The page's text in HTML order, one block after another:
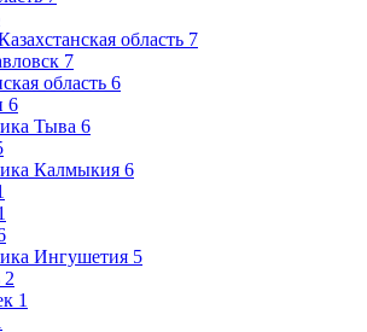
область 7
7
область 6
6
Тыва 6
Калмыкия 6
Ингушетия 5
2
1